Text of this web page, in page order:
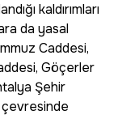
kaldırımları
da yasal
Caddesi,
Göçerler
Şehir